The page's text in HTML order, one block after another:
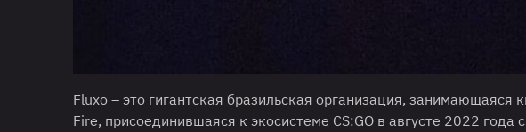
Fluxo – это гигантская бразильская организация,
Fire, присоединившаяся к экосистеме CS:GO в августе 2022